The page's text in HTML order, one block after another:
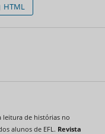
HTML
leitura de histórias no
alunos de EFL. Revista